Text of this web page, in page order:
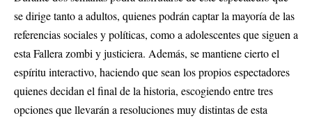
se dirige tanto a adultos, quienes podrán captar la mayoría de las
referencias sociales y políticas, como a adolescentes que siguen a
esta Fallera zombi y justiciera. Además, se mantiene cierto el
espíritu interactivo, haciendo que sean los propios espectadores
quienes decidan el final de la historia, escogiendo entre tres
opciones que llevarán a resoluciones muy distintas de esta